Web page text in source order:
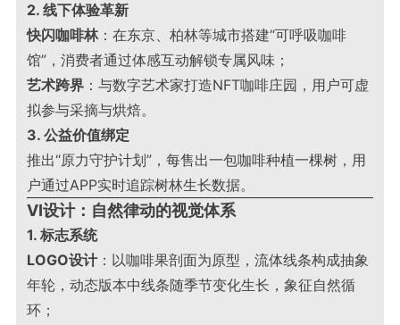
2. 线下体验革新
快闪咖啡林：在东京、柏林等城市搭建“可呼吸咖啡
馆”，消费者通过体感互动解锁专属风味；
艺术跨界 ：与数字艺术家打造NFT咖啡庄园，用户可虚
拟参与采摘与烘焙。
3. 公益价值绑定
推出“原力守护计划”，每售出一包咖啡种植一棵树，用
户通过APP实时追踪树林生长数据。
VI设计：自然律动的视觉体系
1. 标志系统
LOGO设计：以咖啡果剖面为原型，流体线条构成抽象
年轮，动态版本中线条随季节变化生长，象征自然循
环；